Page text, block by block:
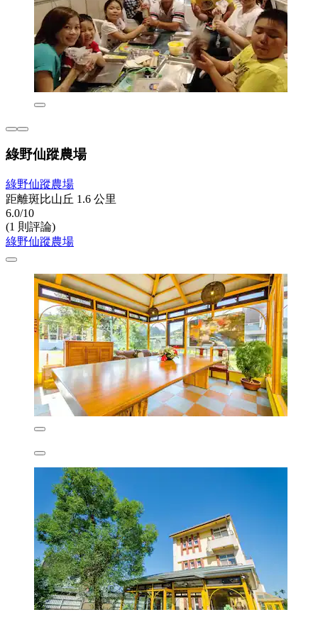
綠野仙蹤農場
綠野仙蹤農場
距離斑比山丘 1.6 公里
6.0/10
(1 則評論)
綠野仙蹤農場